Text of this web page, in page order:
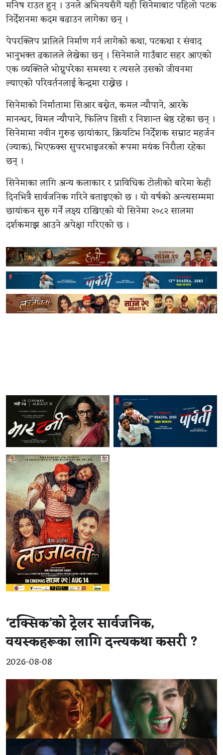
मनिष राउत हुन् । उनले अभिनयसँगै यही सिनेमाबाट पहिलो पटक
निर्देशनमा कदम बढाउन लागेका छन् ।
पेपरक्लिप प्रालिले निर्माण गर्न लागेको कथा, पटकथा र संवाद
भानुभक्त ढकालले लेखेका छन् । सिनेमाले गाउँबाट सहर आएको
एक व्यक्तिले भोग्नुपरेका समस्या र त्यसले उसको जीवनमा
ल्याएको परिवर्तनलाई केन्द्रमा राख्नेछ ।
सिनेमाको निर्मातामा सिआर बस्नेत, कमल न्यौपाने, आरके
मानन्धर, विमल न्यौपाने, फिलिप डिसी र निशान्त श्रेष्ठ रहेका छन् ।
सिनेमामा नवीन गुरुङ छायांकार, क्रियटिभ निर्देशक सम्राट महर्जन
(ज्याक), भिएफक्स सुपरभाइजरको रूपमा मयंक निरौला रहेका
छन् ।
सिनेमाका लागि अन्य कलाकार र प्राविधिक टोलीको बारेमा केही
दिनभित्रै सार्वजनिक गरिने बताइएको छ । यो वर्षको अन्त्यसम्ममा
छायांकन सुरु गर्ने लक्ष्य राखिएको यो सिनेमा २०८२ सालमा
दर्शकमाझ आउने अपेक्षा गरिएको छ ।
‘टक्सिक’को ट्रेलर सार्वजनिक,
वयस्कहरूका लागि दन्त्यकथा कसरी ?
2026-08-08